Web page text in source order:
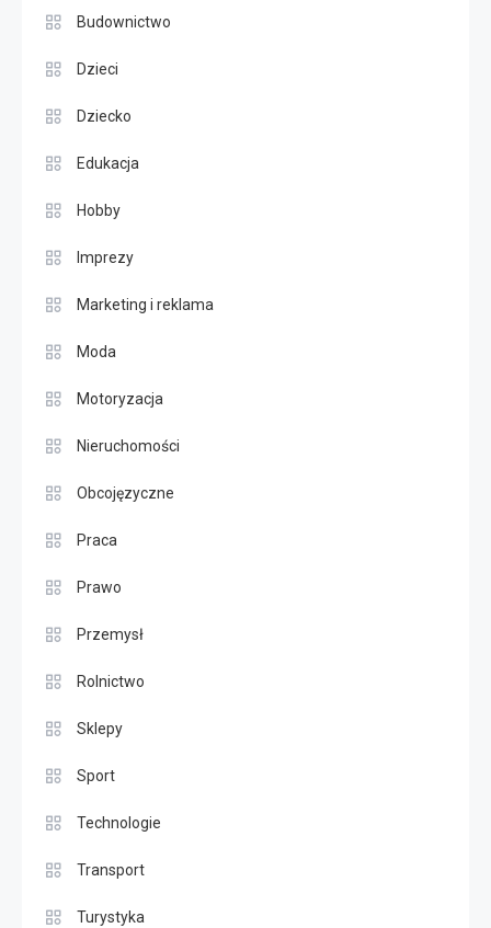
Budownictwo
Dzieci
Dziecko
Edukacja
Hobby
Imprezy
Marketing i reklama
Moda
Motoryzacja
Nieruchomości
Obcojęzyczne
Praca
Prawo
Przemysł
Rolnictwo
Sklepy
Sport
Technologie
Transport
Turystyka